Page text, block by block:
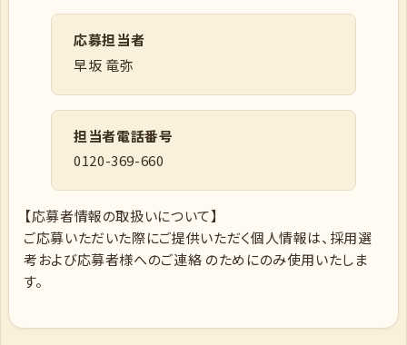
応募担当者
早坂 竜弥
担当者電話番号
0120-369-660
【応募者情報の取扱いについて】
ご応募いただいた際にご提供いただく個人情報は、採用選
考および応募者様へのご連絡 のためにのみ使用いたしま
す。